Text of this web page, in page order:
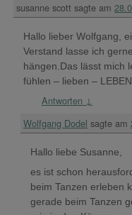
susanne scott sagte am
Hallo lieber Wolfgang,
Verstand lasse ich
hängen.Das lässt mich
fühlen – lieben –
Antworten ↓
Wolfgang Dodel sagte am
Hallo liebe Susanne,
es ist schon
beim Tanzen erleben
gerade beim Tanzen